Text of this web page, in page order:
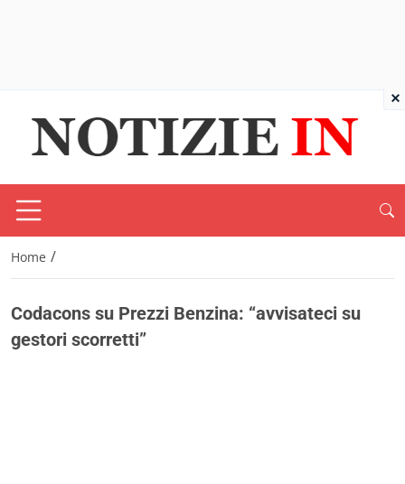
Home /
Codacons su Prezzi Benzina: “avvisateci su
gestori scorretti”
×